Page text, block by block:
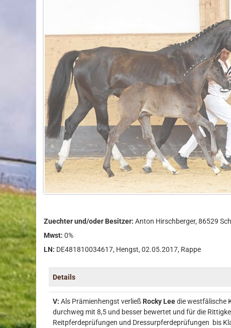
Zuechter und/oder Besitzer: Anton Hirschberger, 86529
Mwst: 0%
LN: DE481810034617, Hengst, 02.05.2017, Rappe
Details
V: Als Prämienhengst verließ Rocky Leedie westfälische
durchweg mit 8,5 und besser bewertet und für die
Reitpferdeprüfungen und Dressurpferdeprüfungen bis